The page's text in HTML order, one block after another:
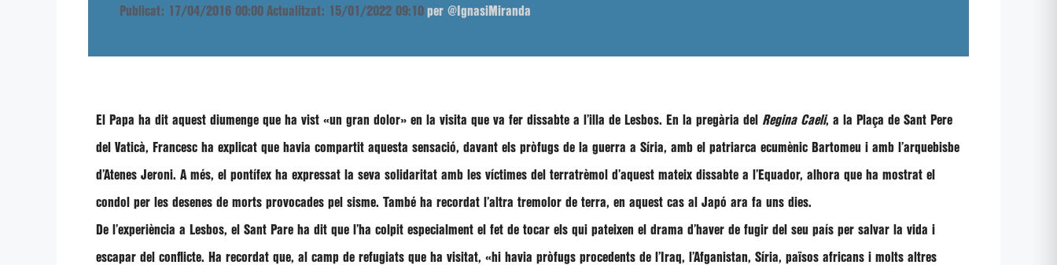
Publicat: 17/04/2016 00:00 Actualitzat: 15/01/2022 09:10 per @IgnasiMiranda
El Papa ha dit aquest diumenge que ha vist «un gran dolor» en la visita que va fer dissabte a l’illa de Lesbos. En la pregària del Regina Caeli, a la Plaça de Sant Pere
del Vaticà, Francesc ha explicat que havia compartit aquesta sensació, davant els pròfugs de la guerra a Síria, amb el patriarca ecumènic Bartomeu i amb l’arquebisbe
d’Atenes Jeroni. A més, el pontífex ha expressat la seva solidaritat amb les víctimes del terratrèmol d’aquest mateix dissabte a l’Equador, alhora que ha mostrat el
condol per les desenes de morts provocades pel sisme. També ha recordat l’altra tremolor de terra, en aquest cas al Japó ara fa uns dies.
De l’experiència a Lesbos, el Sant Pare ha dit que l’ha colpit especialment el fet de tocar els qui pateixen el drama d’haver de fugir del seu país per salvar la vida i
escapar del conflicte. Ha recordat que, al camp de refugiats que ha visitat, «hi havia pròfugs procedents de l’Iraq, l’Afganistan, Síria, països africans i molts altres